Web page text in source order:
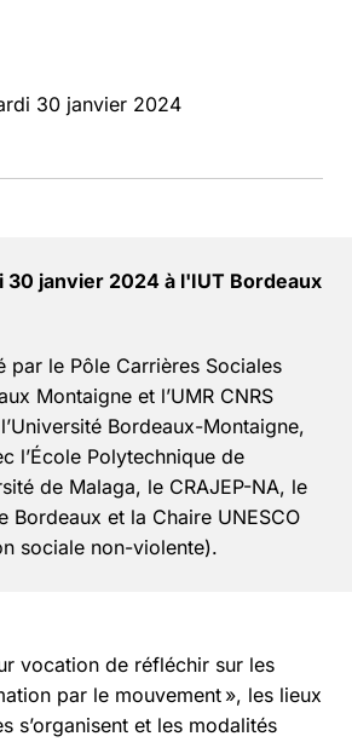
30 janvier 2024
30 janvier 2024 à l'IUT Bordeaux
par le Pôle Carrières Sociales
Montaigne et l’UMR CNRS
Bordeaux-Montaigne,
l’École Polytechnique de
de Malaga, le CRAJEP-NA, le
Bordeaux et la Chaire UNESCO
sociale non-violente).
vocation de réfléchir sur les
par le mouvement », les lieux
s’organisent et les modalités